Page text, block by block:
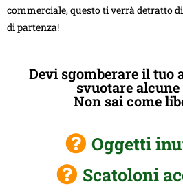
commerciale, questo ti verrà detratto
di partenza!
Devi sgomberare il tuo
svuotare alcune
Non sai come
Oggetti
Scatoloni